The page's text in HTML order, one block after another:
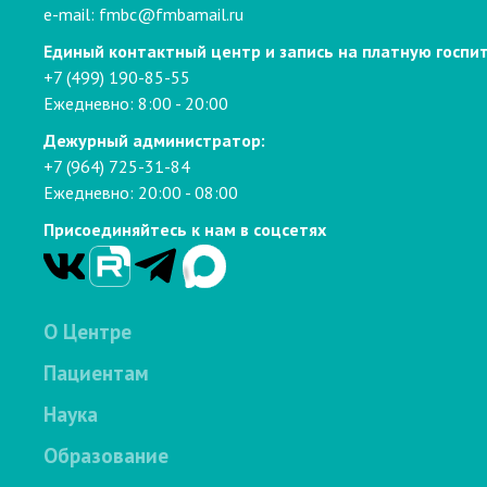
e-mail: fmbc@fmbamail.ru
Единый контактный центр и запись на платную
+7 (499) 190-85-55
Ежедневно: 8:00 - 20:00
Дежурный администратор:
+7 (964) 725-31-84
Ежедневно: 20:00 - 08:00
Присоединяйтесь к нам в соцсетях
О Центре
Пациентам
Наука
Образование